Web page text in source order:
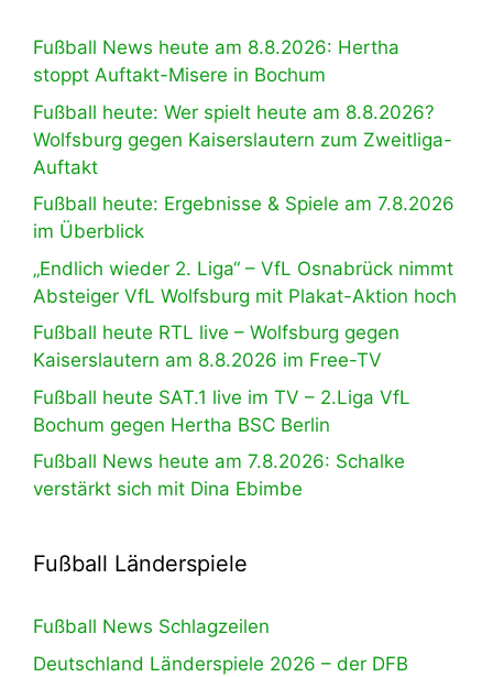
Fußball News heute am 8.8.2026: Hertha
stoppt Auftakt-Misere in Bochum
Fußball heute: Wer spielt heute am 8.8.2026?
Wolfsburg gegen Kaiserslautern zum Zweitliga-
Auftakt
Fußball heute: Ergebnisse & Spiele am 7.8.2026
im Überblick
„Endlich wieder 2. Liga“ – VfL Osnabrück nimmt
Absteiger VfL Wolfsburg mit Plakat-Aktion hoch
Fußball heute RTL live – Wolfsburg gegen
Kaiserslautern am 8.8.2026 im Free-TV
Fußball heute SAT.1 live im TV – 2.Liga VfL
Bochum gegen Hertha BSC Berlin
Fußball News heute am 7.8.2026: Schalke
verstärkt sich mit Dina Ebimbe
Fußball Länderspiele
Fußball News Schlagzeilen
Deutschland Länderspiele 2026 – der DFB